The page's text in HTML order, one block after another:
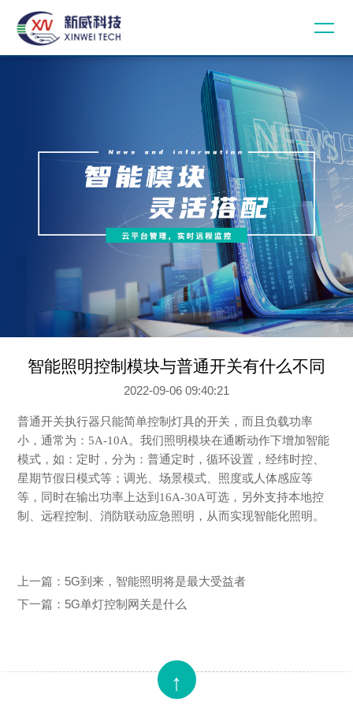
智能照明控制模块与普通开关有什么不同
2022-09-06 09:40:21
普通开关执行器只能简单控制灯具的开关，而且负载功率
小，通常为：5A-10A。我们照明模块在通断动作下增加智能
模式，如：定时，分为：普通定时，循环设置，经纬时控、
星期节假日模式等；调光、场景模式、照度或人体感应等
等，同时在输出功率上达到16A-30A可选，另外支持本地控
制、远程控制、消防联动应急照明，从而实现智能化照明。
上一篇： 5G到来，智能照明将是最大受益者
下一篇： 5G单灯控制网关是什么
↑